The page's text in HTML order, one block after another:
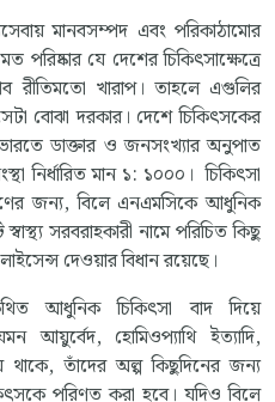
মানবসম্পদ এবং পরিকাঠামোর
যে দেশের চিকিৎসাক্ষেত্রে
রীতিমতো খারাপ। তাহলে এগুলির
বোঝা দরকার। দেশে চিকিৎসকের
ডাক্তার ও জনসংখ্যার অনুপাত
নির্ধারিত মান ১: ১০০০। চিকিৎসা
জন্য, বিলে এনএমসিকে আধুনিক
সরবরাহকারী নামে পরিচিত কিছু
দেওয়ার বিধান রয়েছে।
আধুনিক চিকিৎসা বাদ দিয়ে
আয়ুর্বেদ, হোমিওপ্যাথি ইত্যাদি,
তাঁদের অল্প কিছুদিনের জন্য
পরিণত করা হবে। যদিও বিলে